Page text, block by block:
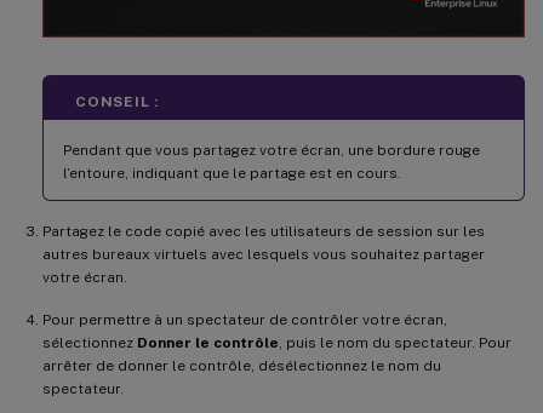
CONSEIL :
Pendant que vous partagez votre écran, une bordure rouge
l’entoure, indiquant que le partage est en cours.
Partagez le code copié avec les utilisateurs de session sur les
autres bureaux virtuels avec lesquels vous souhaitez partager
votre écran.
Pour permettre à un spectateur de contrôler votre écran,
sélectionnez Donner le contrôle, puis le nom du spectateur. Pour
arrêter de donner le contrôle, désélectionnez le nom du
spectateur.